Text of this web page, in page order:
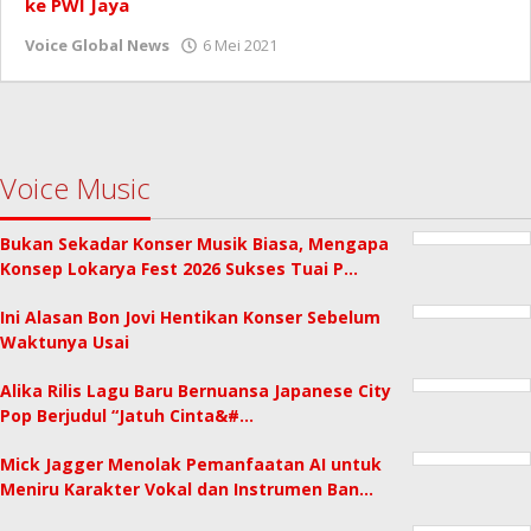
ke PWI Jaya
Voice Global News 6 Mei 2021
Voice Music
Bukan Sekadar Konser Musik Biasa, Mengapa
Konsep Lokarya Fest 2026 Sukses Tuai P…
Ini Alasan Bon Jovi Hentikan Konser Sebelum
Waktunya Usai
Alika Rilis Lagu Baru Bernuansa Japanese City
Pop Berjudul “Jatuh Cinta&#…
Mick Jagger Menolak Pemanfaatan AI untuk
Meniru Karakter Vokal dan Instrumen Ban…